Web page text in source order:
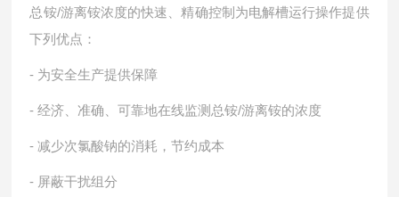
总铵/游离铵浓度的快速、精确控制为电解槽运行操作提供
下列优点：
- 为安全生产提供保障
- 经济、准确、可靠地在线监测总铵/游离铵的浓度
- 减少次氯酸钠的消耗，节约成本
- 屏蔽干扰组分